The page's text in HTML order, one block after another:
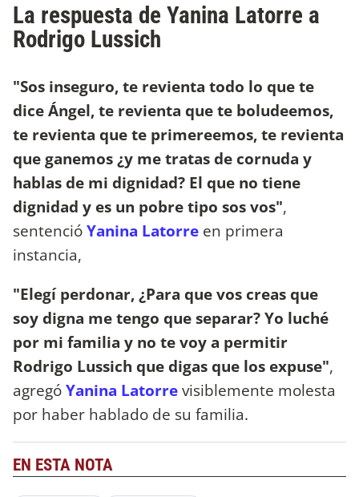
La respuesta de Yanina Latorre a
Rodrigo Lussich
"Sos inseguro, te revienta todo lo que te
dice Ángel, te revienta que te boludeemos,
te revienta que te primereemos, te revienta
que ganemos ¿y me tratas de cornuda y
hablas de mi dignidad? El que no tiene
dignidad y es un pobre tipo sos vos",
sentencióYanina Latorre en primera
instancia,
"Elegí perdonar, ¿Para que vos creas que
soy digna me tengo que separar? Yo luché
por mi familia y no te voy a permitir
Rodrigo Lussich que digas que los expuse",
agregóYanina Latorrevisiblemente molesta
por haber hablado de su familia.
EN ESTA NOTA